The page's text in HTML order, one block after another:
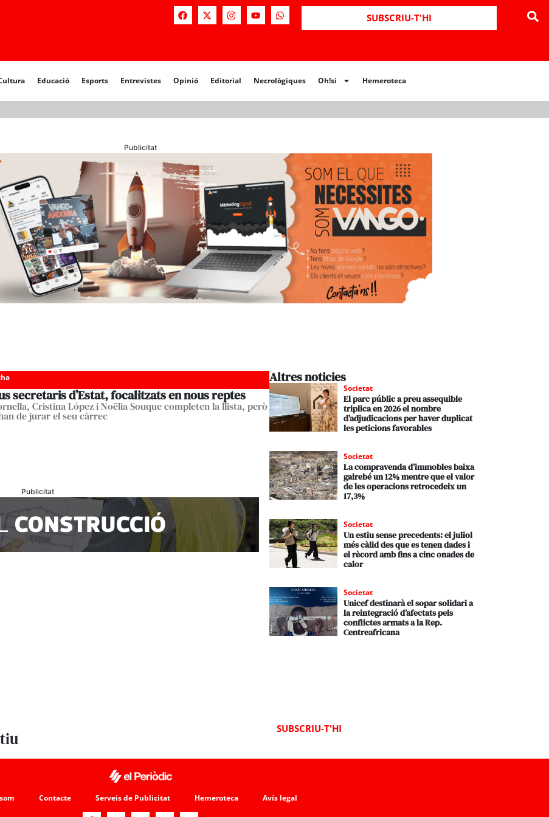
SUBSCRIU-T'HI
Educació Esports Entrevistes Opinió Editorial Necrològiques Oh!si Hemeroteca
Opinió Editorial Necrològiques Hemeroteca
Publicitat
secretaris d’Estat, focalitzats en nous reptes
Cristina López i Noëlia Souque completen la llista, però
de jurar el seu càrrec
Publicitat
Altres noticies
Societat
El parc públic a preu assequible
triplica en 2026 el nombre
d’adjudicacions per haver duplicat
les peticions favorables
Societat
La compravenda d’immobles baixa
gairebé un 12% mentre que el valor
de les operacions retrocedeix un
17,3%
Societat
Un estiu sense precedents: el juliol
més càlid des que es tenen dades i
el rècord amb fins a cinc onades de
calor
Societat
Unicef destinarà el sopar solidari a
la reintegració d’afectats pels
conflictes armats a la Rep.
Centreafricana
SUBSCRIU-T'HI
Contacte Serveis de Publicitat Hemeroteca Avís legal